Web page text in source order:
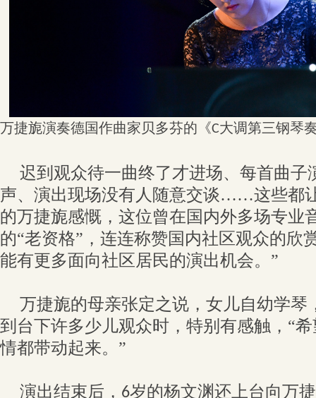
万捷旎演奏德国作曲家贝多芬的《C大调第三钢琴
迟到观众待一曲终了才进场、每首曲子
声、演出现场没有人随意交谈……这些都
的万捷旎感慨，这位曾在国内外多场专业
的“老资格”，连连称赞国内社区观众的欣
能有更多面向社区居民的演出机会。”
万捷旎的母亲张定之说，女儿自幼学琴
到台下许多少儿观众时，特别有感触，“
情都带动起来。”
演出结束后， 6岁的杨文渊还上台向万